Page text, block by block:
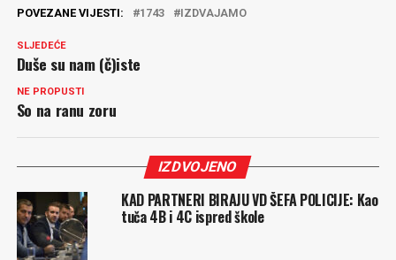
POVEZANE VIJESTI: 1743 IZDVAJAMO
SLJEDEĆE
Duše su nam (č)iste
NE PROPUSTI
So na ranu zoru
IZDVOJENO
KAD PARTNERI BIRAJU VD ŠEFA POLICIJE: Kao
tuča 4B i 4C ispred škole